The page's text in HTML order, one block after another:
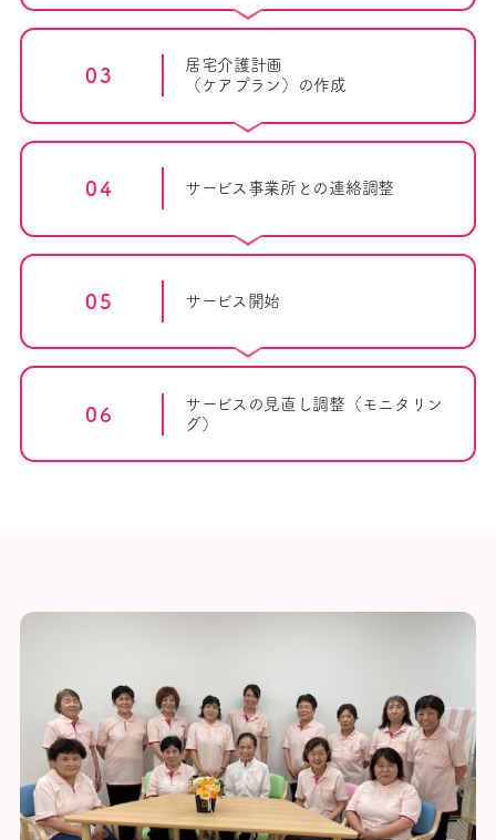
03
居宅介護計画
（ケアプラン）の作成
04 サービス事業所 との連絡調整
05 サービス開始
06
サービスの見直し 調整（モニタリン
グ）